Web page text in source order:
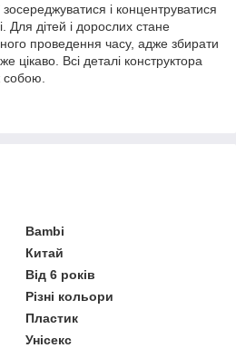
зосереджуватися і концентруватися
Для дітей і дорослих стане
проведення часу, адже збирати
цікаво. Всі деталі конструктора
собою.
Bambi
Китай
Від 6 років
Різні кольори
Пластик
Унісекс